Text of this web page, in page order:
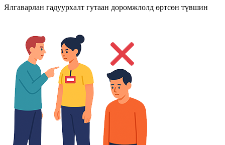
Ялгаварлан гадуурхалт гутаан доромжлолд өртсөн түвшин